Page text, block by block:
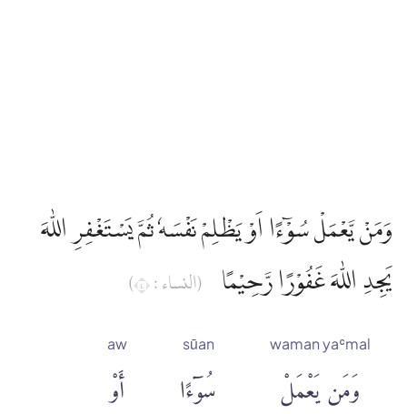
وَمَنْ يَّعْمَلْ سُوْۤءًا اَوْ يَظْلِمْ نَفْسَهٗ ثُمَّ يَسْتَغْفِرِ اللّٰهَ
يَجِدِ اللّٰهَ غَفُوْرًا رَّحِيْمًا
(النساء : ٤)
waman yaʿmal
وَمَن يَعْمَلْ
sūan
سُوٓءًا
aw
أَوْ